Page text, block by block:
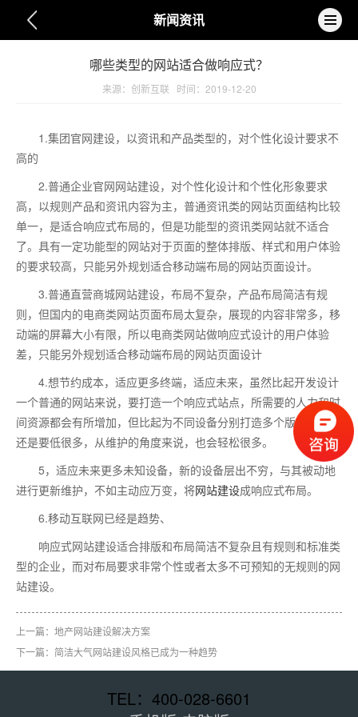
新闻资讯
哪些类型的网站适合做响应式？
来源： 创新互联时间： 2019-12-20
1.集团官网建设，以资讯和产品类型的，对个性化设计要求不
高的
2.普通企业官网网站建设，对个性化设计和个性化形象要求
高，以规则产品和资讯内容为主，普通资讯类的网站页面结构比较
单一，是适合响应式布局的，但是功能型的资讯类网站就不适合
了。具有一定功能型的网站对于页面的整体排版、样式和用户体验
的要求较高，只能另外规划适合移动端布局的网站页面设计。
3.普通直营商城网站建设，布局不复杂，产品布局简洁有规
则，但国内的电商类网站页面布局太复杂，展现的内容非常多，移
动端的屏幕大小有限，所以电商类网站做响应式设计的用户体验
差，只能另外规划适合移动端布局的网站页面设计
4.想节约成本，适应更多终端，适应未来，虽然比起开发设计
一个普通的网站来说，要打造一个响应式站点，所需要的人力和时
间资源都会有所增加，但比起为不同设备分别打造多个版本的成本
还是要低很多，从维护的角度来说，也会轻松很多。
5，适应未来更多未知设备，新的设备层出不穷，与其被动地
进行更新维护，不如主动应万变，将网站建设成响应式布局。
6.移动互联网已经是趋势、
响应式网站建设适合排版和布局简洁不复杂且有规则和标准类
型的企业，而对布局要求非常个性或者太多不可预知的无规则的网
站建设。
上一篇： 地产网站建设解决方案
下一篇： 简洁大气网站建设风格已成为一种趋势
TEL：400-028-6601